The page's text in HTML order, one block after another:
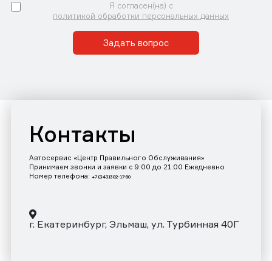
Я согласен(на) с
политикой обработки персональных данных
Задать вопрос
Контакты
Автосервис «Центр Правильного Обслуживания»
Принимаем звонки и заявки с 9:00 до 21:00 Ежедневно
Номер телефона: +7 (343)302-17-80
г. Екатеринбург, Эльмаш, ул. Турбинная 40Г